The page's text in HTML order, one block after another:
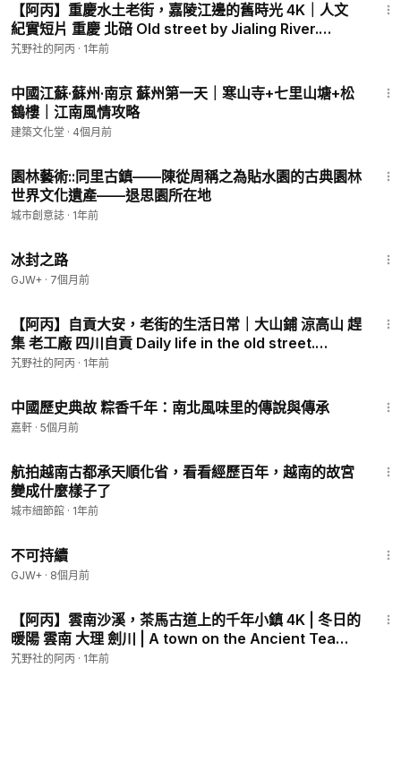
【阿丙】重慶水土老街，嘉陵江邊的舊時光 4K｜人文
紀實短片 重慶 北碚 Old street by Jialing River.
Chongqing. China.
艽野社的阿丙 · 1年前
中國江蘇·蘇州·南京 蘇州第一天｜寒山寺+七里山塘+松
鶴樓｜江南風情攻略
建築文化堂 · 4個月前
園林藝術::同里古鎮——陳從周稱之為貼水園的古典園林
世界文化遺產——退思園所在地
城市創意誌 · 1年前
冰封之路
GJW+ · 7個月前
【阿丙】自貢大安，老街的生活日常｜大山鋪 涼高山 趕
集 老工廠 四川自貢 Daily life in the old street.
Zigong, Sichuan, China.
艽野社的阿丙 · 1年前
中國歷史典故 粽香千年：南北風味里的傳說與傳承
嘉軒 · 5個月前
航拍越南古都承天順化省，看看經歷百年，越南的故宮
變成什麼樣子了
城市細節館 · 1年前
不可持續
GJW+ · 8個月前
【阿丙】雲南沙溪，茶馬古道上的千年小鎮 4K | 冬日的
暖陽 雲南 大理 劍川 | A town on the Ancient Tea
Horse Road.Shaxi,Yunnan,China.
艽野社的阿丙 · 1年前